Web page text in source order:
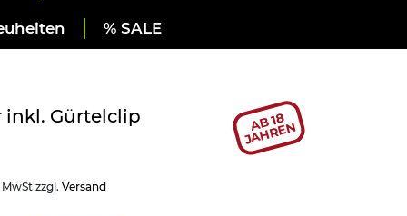
% SALE
inkl. Gürtelclip AB 18
JAHREN
zzgl. Versand